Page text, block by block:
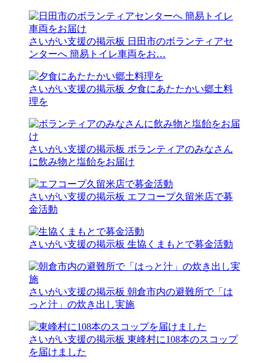
さいがい支援の掲示板 日田市のボランティアセ
ンターへ 簡易トイレ車両をお…
さいがい支援の掲示板 夕食にあたたかい郷土料
理を
さいがい支援の掲示板 ボランティアのみなさん
に飲み物と塩飴をお届け
さいがい支援の掲示板 エフコープ久留米店で募
金活動
さいがい支援の掲示板 生協くまもとで募金活動
さいがい支援の掲示板 朝倉市内の避難所で「は
っと汁」の炊き出し実施
さいがい支援の掲示板 東峰村に108本のスコップ
を届けました